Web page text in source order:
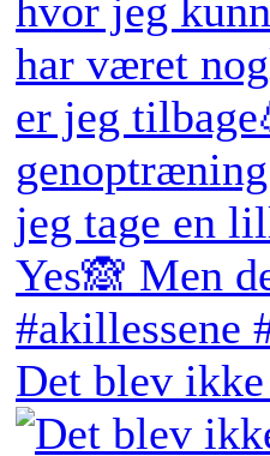
Det blev